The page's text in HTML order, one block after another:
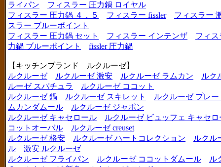
ライパン
フィスラー 圧力鍋 ロイヤル
フィスラー 圧力鍋 ４．５
フィスラー fissler
フィスラー
スラー ブルーポイント
フィスラー 圧力鍋 セット
フィスラー インテンザ
フィ
力鍋 ブルーポイント
fissler 圧力鍋
【キッチンブランド ルクルーゼ】
ルクルーゼ
ルクルーゼ 激安 ルクルーゼ ラムカン
ルク
ルーゼ スパチュラ
ルクルーゼ ココット
ルクルーゼ 鍋
ルクルーゼ スキレット
ルクルーゼ プレ
ムカンダムール
ルクルーゼ ジャポン
ルクルーゼ キャセロール
ルクルーゼ ビュッフェ キャセロ
コットオーバル
ルクルーゼ creuset
ルクルーゼ 格安
ルクルーゼ ハートコレクション
ルクル
ル
激安 ルクルーゼ
ルクルーゼ フライパン
ルクルーゼ ココットダムール
ル